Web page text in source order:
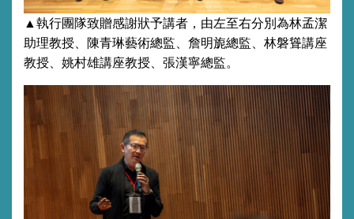
▲執行團隊致贈感謝狀予講者，由左至右分別為林孟潔
助理教授、 陳青琳藝術總監、 詹明旎總監、 林磐聳講座
教授、 姚村雄講座教授、張漢寧總監。